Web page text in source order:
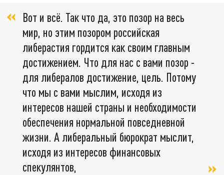
Вот и всё. Так что да, это позор на весь
мир, но этим позором российская
либерастия гордится как своим главным
достижением. Что для нас с вами позор -
для либералов достижение, цель. Потому
что мы с вами мыслим, исходя из
интересов нашей страны и необходимости
обеспечения нормальной повседневной
жизни. А либеральный бюрократ мыслит,
исходя из интересов финансовых
спекулянтов,